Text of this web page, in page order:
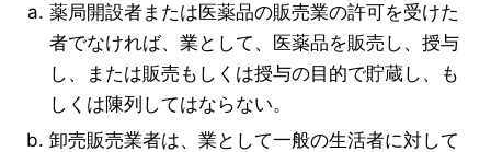
薬局開設者または医薬品の販売業の許可を受けた
者でなければ、業として、医薬品を販売し、授与
し、または販売もしくは授与の目的で貯蔵し、も
しくは陳列してはならない。
卸売販売業者は、業として一般の生活者に対して